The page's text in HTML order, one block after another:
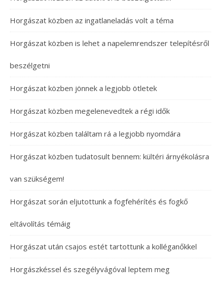
Horgászat közben az ingatlaneladás volt a téma
Horgászat közben is lehet a napelemrendszer telepítésről
beszélgetni
Horgászat közben jönnek a legjobb ötletek
Horgászat közben megelenevedtek a régi idők
Horgászat közben találtam rá a legjobb nyomdára
Horgászat közben tudatosult bennem: kültéri árnyékolásra
van szükségem!
Horgászat során eljutottunk a fogfehérítés és fogkő
eltávolítás témáig
Horgászat után csajos estét tartottunk a kolléganőkkel
Horgászkéssel és szegélyvágóval leptem meg